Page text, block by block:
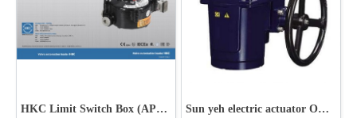
HKC Limit Switch Box (APL-SERIES) Sun yeh electric actuator OM-7~OM-8 Series